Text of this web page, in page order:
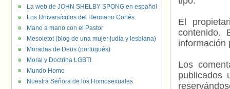
El
contenido.
información
Los
publicados
La web de JOHN SHELBY SPONG en español
Los Universículos del Hermano Cortés
Mano a mano con el Pastor
Mesoletot (blog de una mujer judía y lesbiana)
Moradas de Deus (portugués)
Moral y Doctrina LGBTI
Mundo Homo
Nuestra Señora de los Homosexuales